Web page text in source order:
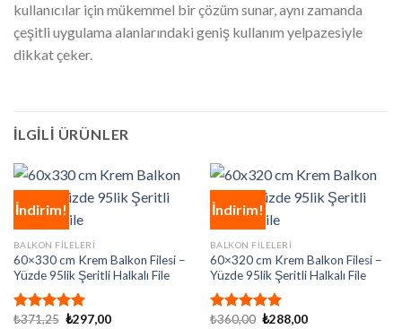
kullanıcılar için mükemmel bir çözüm sunar, aynı zamanda
çeşitli uygulama alanlarındaki geniş kullanım yelpazesiyle
dikkat çeker.
İLGILI ÜRÜNLER
İndirim!
BALKON FILELERI
60×330 cm Krem Balkon Filesi –
Yüzde 95lik Şeritli Halkalı File
5 üzerinden
₺371,25 Orijinal
₺297,00Şu
İndirim!
BALKON FILELERI
60×320 cm Krem Balkon Filesi –
Yüzde 95lik Şeritli Halkalı File
5 üzerinden
₺360,00 Orijinal
₺288,00Şu